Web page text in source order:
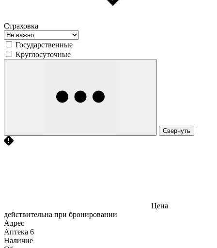
Страховка
Государственные
Круглосуточные
Свернуть
Цена
действительна при бронировании
Адрес
Аптека 6
Наличие